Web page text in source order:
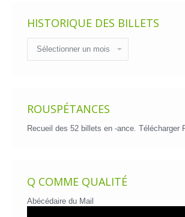
HISTORIQUE DES BILLETS
des
billets
ROUSPÉTANCES
Recueil des 52 billets en -ance. Télécharger
Q COMME QUALITÉ
Abécédaire du Mail